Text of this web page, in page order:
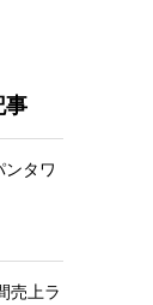
事
ンタワ
売上ラ